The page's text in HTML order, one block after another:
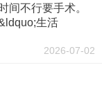
间不行要手术。
生活
2026-07-02